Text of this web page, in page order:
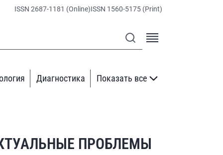
ISSN 2687-1181 (Online)ISSN 1560-5175 (Print)
Диагностика Показать все
ПРОБЛЕМЫ